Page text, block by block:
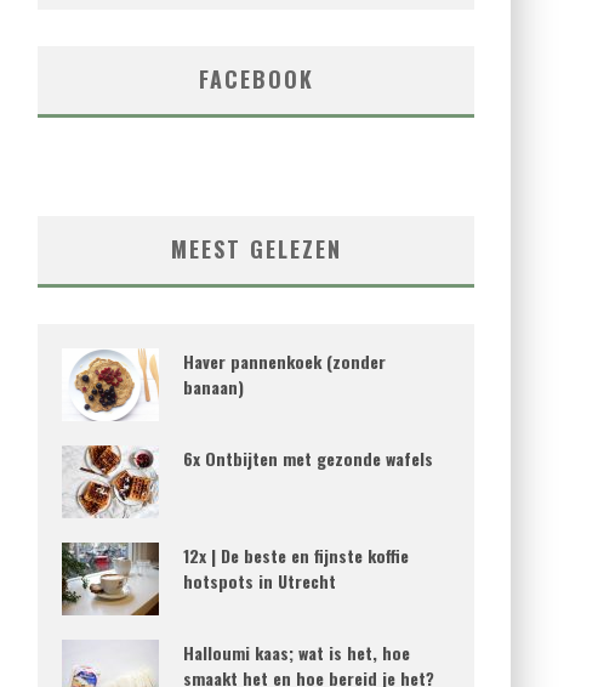
FACEBOOK
MEEST GELEZEN
Haver pannenkoek (zonder
banaan)
6x Ontbijten met gezonde wafels
12x | De beste en fijnste koffie
hotspots in Utrecht
Halloumi kaas; wat is het, hoe
smaakt het en hoe bereid je het?